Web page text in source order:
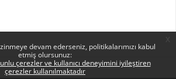
devam ederseniz, politikalarımızı kabul
etmiş olursunuz:
çerezler ve kullanıcı deneyimini iyileştiren
çerezler kullanılmaktadır